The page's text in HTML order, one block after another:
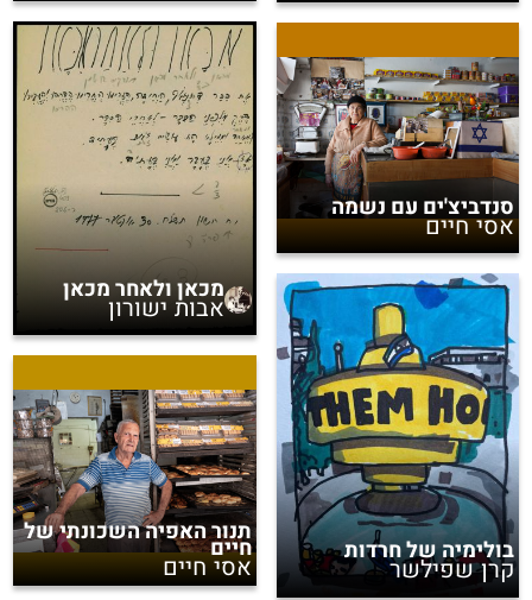
מכאן ולאחר מכאן
אבות ישורון
תנור האפיה השכונתי של
חיים
אסי חיים
סנדביצ'ים עם נשמה
אסי חיים
בולימיה של חרדות
קרן שפילשר